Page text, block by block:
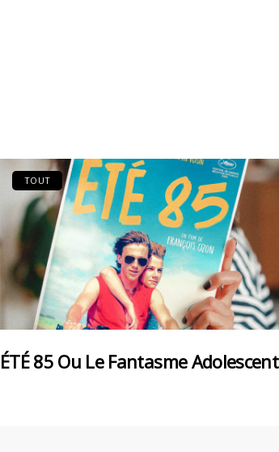
TOUT
ÉTÉ 85 Ou Le Fantasme Adolescent